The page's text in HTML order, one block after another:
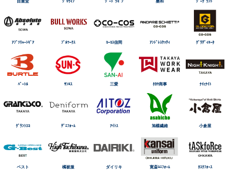
ｱﾌﾞｿﾘｭｰﾄｷﾞｱ ﾌﾞﾙﾜｰｸｽ ｺｰｺｽ信岡 ｱﾝﾄﾞﾚｽｹｯﾃｨ ｸﾞﾗﾃﾞｨｴｰﾀ
ﾊﾞｰﾄﾙ ｻﾝｴｽ 三愛 ﾀｶﾔ商事 ﾅｲtﾅｲﾄ
ｸﾞﾗﾝｼｽｺ ﾃﾞﾆﾌｫｰﾑ ｱｲﾄｽ 旭蝶繊維 小倉屋
ベスト 橘被服 ダイリキ 寛斎ﾕﾆﾌｫｰﾑ ﾀｽｸﾌｫｰｽ